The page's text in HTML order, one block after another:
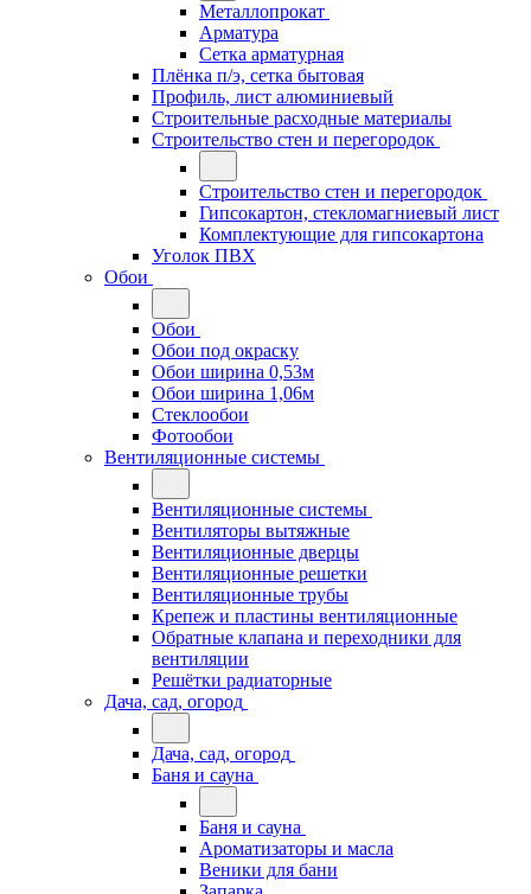
Металлопрокат
Арматура
Сетка арматурная
Плёнка п/э, сетка бытовая
Профиль, лист алюминиевый
Строительные расходные материалы
Строительство стен и перегородок
Строительство стен и перегородок
Гипсокартон, стекломагниевый лист
Комплектующие для гипсокартона
Уголок ПВХ
Обои
Обои
Обои под окраску
Обои ширина 0,53м
Обои ширина 1,06м
Стеклообои
Фотообои
Вентиляционные системы
Вентиляционные системы
Вентиляторы вытяжные
Вентиляционные дверцы
Вентиляционные решетки
Вентиляционные трубы
Крепеж и пластины вентиляционные
Обратные клапана и переходники для
вентиляции
Решётки радиаторные
Дача, сад, огород
Дача, сад, огород
Баня и сауна
Баня и сауна
Ароматизаторы и масла
Веники для бани